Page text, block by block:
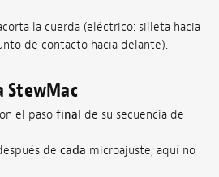
la cuerda (eléctrico: silleta hacia
de contacto hacia delante).
StewMac
el paso final de su secuencia de
de cada microajuste; aquí no